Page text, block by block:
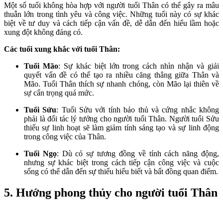
Một số tuổi không hòa hợp với người tuổi Thân có thể gây ra mâu
thuẫn lớn trong tình yêu và công việc. Những tuổi này có sự khác
biệt về tư duy và cách tiếp cận vấn đề, dễ dẫn đến hiểu lầm hoặc
xung đột không đáng có.
Các tuổi xung khắc với tuổi Thân:
Tuổi Mão: Sự khác biệt lớn trong cách nhìn nhận và giải
quyết vấn đề có thể tạo ra nhiều căng thẳng giữa Thân và
Mão. Tuổi Thân thích sự nhanh chóng, còn Mão lại thiên về
sự cẩn trọng quá mức.
Tuổi Sửu: Tuổi Sửu với tính bảo thủ và cứng nhắc không
phải là đối tác lý tưởng cho người tuổi Thân. Người tuổi Sửu
thiếu sự linh hoạt sẽ làm giảm tính sáng tạo và sự linh động
trong công việc của Thân.
Tuổi Ngọ: Dù có sự tương đồng về tính cách năng động,
nhưng sự khác biệt trong cách tiếp cận công việc và cuộc
sống có thể dẫn đến sự thiếu hiểu biết và bất đồng quan điểm.
5. Hướng phong thủy cho người tuổi Thân